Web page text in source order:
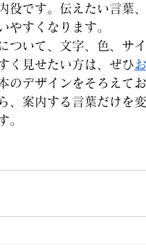
役です。伝えたい言葉
やすくなります。
ついて、文字、色、サ
く見せたい方は、ぜひ
のデザインをそろえて
、案内する言葉だけを
。